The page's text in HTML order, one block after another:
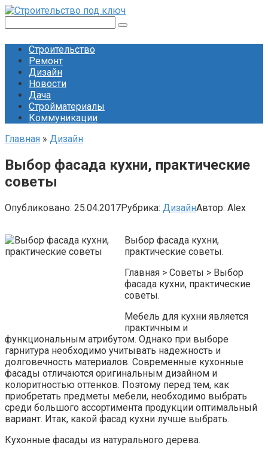
Перейти
контенту
Строительство
Ремонт
Дизайн
Новости
Дача
Стройматериалы
Коммуникации
Главная » Дизайн
Выбор фасада кухни, практические
советы
Опубликовано: 25.04.2017Рубрика: ДизайнАвтор: Alex
Выбор фасада кухни,
практические советы.
Главная > Советы > Выбор
фасада кухни, практические
советы.
Мебель для кухни является
практичным и
функциональным атрибутом. Однако при выборе
гарнитура необходимо учитывать надежность и
долговечность материалов. Современные кухонные
фасады отличаются оригинальным дизайном и
колоритностью оттенков. Поэтому перед тем, как
приобретать предметы мебели, необходимо выбрать
среди большого ассортимента продукции оптимальный
вариант. Итак, какой фасад кухни лучше выбрать.
Кухонные фасады из натурального дерева.